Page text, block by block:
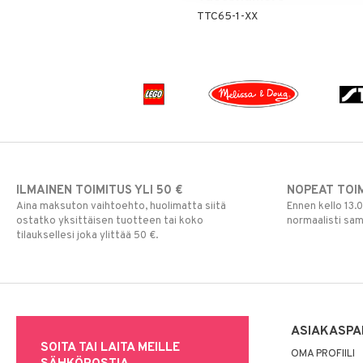
TTC65-1-XX
ILMAINEN TOIMITUS YLI 50 €
Aina maksuton vaihtoehto, huolimatta siitä
ostatko yksittäisen tuotteen tai koko
tilauksellesi joka ylittää 50 €.
NOPEAT
Ennen kello
normaalisti
SOITA TAI LAITA MEILLE
OMA PROFIILI